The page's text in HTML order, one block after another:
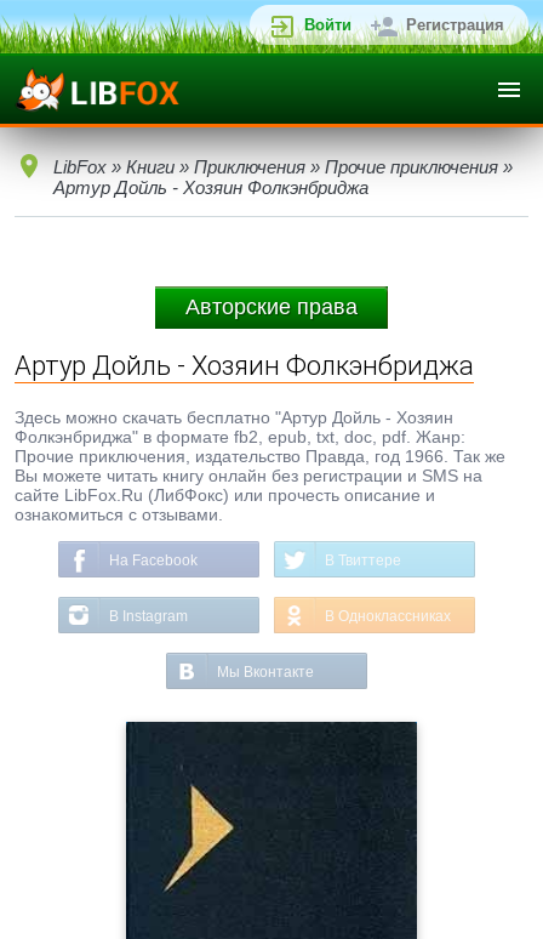
Войти Регистрация
LibFox » Книги » Приключения » Прочие приключения »
Артур Дойль - Хозяин Фолкэнбриджа
Авторские права
Артур Дойль - Хозяин Фолкэнбриджа
Здесь можно скачать бесплатно "Артур Дойль - Хозяин
Фолкэнбриджа" в формате fb2, epub, txt, doc, pdf. Жанр:
Прочие приключения, издательство Правда, год 1966. Так же
Вы можете читать книгу онлайн без регистрации и SMS на
сайте LibFox.Ru (ЛибФокс) или прочесть описание и
ознакомиться с отзывами.
На Facebook В Твиттере
В Instagram В Одноклассниках
Мы Вконтакте